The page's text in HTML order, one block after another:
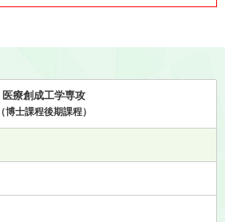
医療創成工学専攻
（博士課程後期課程）